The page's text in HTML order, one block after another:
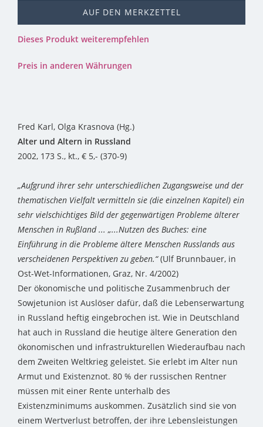
AUF DEN MERKZETTEL
Dieses Produkt weiterempfehlen
Preis in anderen Währungen
Fred Karl, Olga Krasnova (Hg.)
Alter und Altern in Russland
2002, 173 S., kt., € 5,- (370-9)
„Aufgrund ihrer sehr unterschiedlichen Zugangsweise und der
thematischen Vielfalt vermitteln sie (die einzelnen Kapitel) ein
sehr vielschichtiges Bild der gegenwärtigen Probleme älterer
Menschen in Rußland ... „...Nutzen des Buches: eine
Einführung in die Probleme ältere Menschen Russlands aus
verscheidenen Perspektiven zu geben.“(Ulf Brunnbauer, in
Ost-Wet-Informationen, Graz, Nr. 4/2002)
Der ökonomische und politische Zusammenbruch der
Sowjetunion ist Auslöser dafür, daß die Lebenserwartung
in Russland heftig eingebrochen ist. Wie in Deutschland
hat auch in Russland die heutige ältere Generation den
ökonomischen und infrastrukturellen Wiederaufbau nach
dem Zweiten Weltkrieg geleistet. Sie erlebt im Alter nun
Armut und Existenznot. 80 % der russischen Rentner
müssen mit einer Rente unterhalb des
Existenzminimums auskommen. Zusätzlich sind sie von
einem Wertverlust betroffen, der ihre Lebensleistungen